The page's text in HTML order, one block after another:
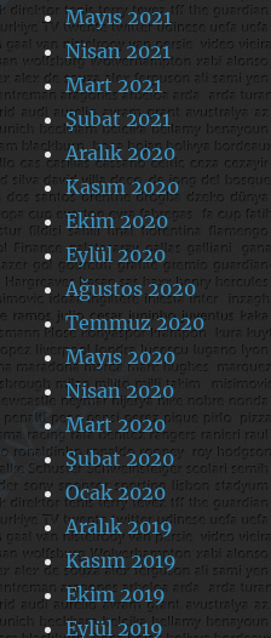
Mayıs 2021
Nisan 2021
Mart 2021
Şubat 2021
Aralık 2020
Kasım 2020
Ekim 2020
Eylül 2020
Ağustos 2020
Temmuz 2020
Mayıs 2020
Nisan 2020
Mart 2020
Şubat 2020
Ocak 2020
Aralık 2019
Kasım 2019
Ekim 2019
Eylül 2019